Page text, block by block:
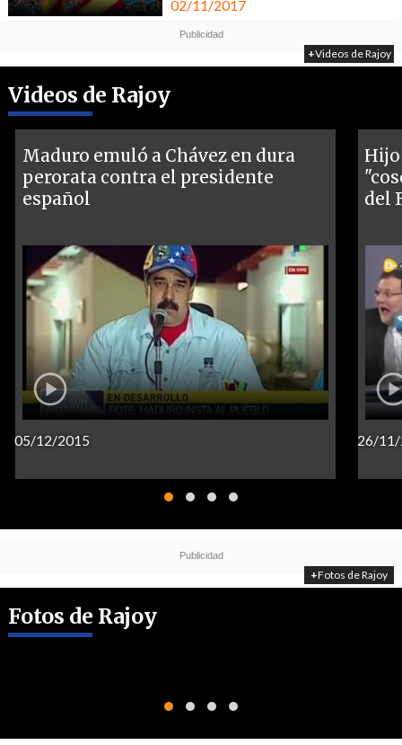
02/11/2017
Videos de Rajoy
+Videos de Rajoy
Maduro emuló a Chávez en dura
perorata contra el presidente
español
05/12/2015
Hijo
del
26/
Fotos de Rajoy
+Fotos de Rajoy